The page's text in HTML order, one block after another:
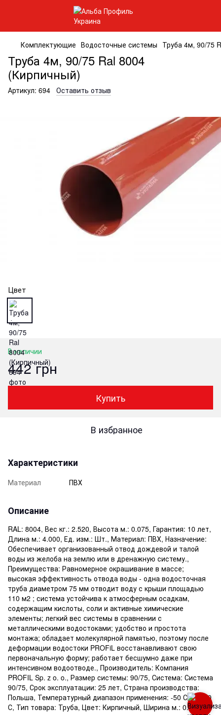
Комплектующие Водосточные системы Труба 4м, 90/75
Труба 4м, 90/75 Ral 8004
(Кирпичный)
Артикул: 694 Оставить отзыв
Цвет
В наличии
442 грн
Купить
В избранное
Характеристики
Материал ПВХ
Описание
RAL: 8004, Вес кг.: 2.520, Высота м.: 0.075, Гарантия: 10 лет,
Длина м.: 4.000, Ед. изм.: Шт., Материал: ПВХ, Назначение:
Обеспечивает организованный отвод дождевой и талой
воды из желоба на землю или в дренажную систему.,
Преимущества: Равномерное окрашивание в массе;
высокая эффективность отвода воды - одна водосточная
труба диаметром 75 мм отводит воду с крыши площадью
110 м2 ; система устойчива к атмосферным осадкам,
содержащим кислоты, соли и активные химические
элементы; легкий вес системы в сравнении с
металлическими водостоками; удобство и простота
монтажа; обладает молекулярной памятью, поэтому после
деформации водостоки PROFiL восстанавливают свою
первоначальную форму; работает бесшумно даже при
интенсивном водоотводе., Производитель: Компания
PROFIL Sp. z o. o., Размер системы: 90/75, Система: Система
90/75, Срок эксплуатации: 25 лет, Страна производства:
Польша, Температурный диапазон применения: -50 С до +60
С, Тип товара: Труба, Цвет: Кирпичный, Ширина м.: 0.075